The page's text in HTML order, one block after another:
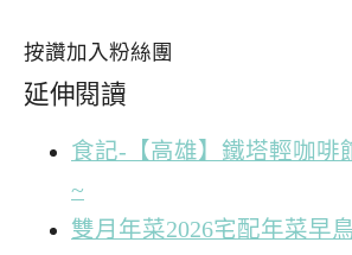
按讚加入粉絲團
延伸閱讀
食記-【高雄】鐵塔輕咖啡
~
雙月年菜2026宅配年菜早